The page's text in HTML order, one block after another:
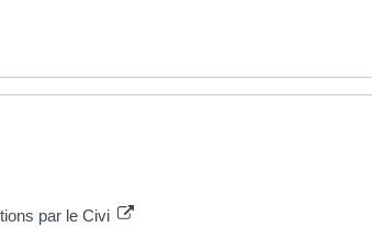
par le Civi